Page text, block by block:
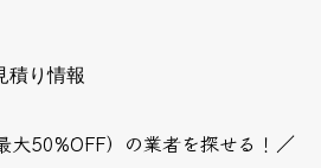
積り情報
50%OFF）の業者を探せる！／